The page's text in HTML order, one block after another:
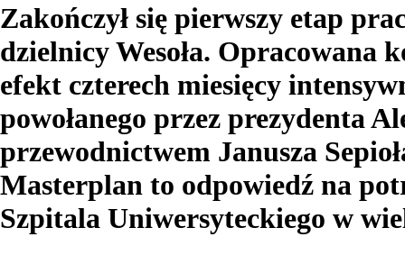
Zakończył się pierwszy etap
dzielnicy Wesoła. Opracowana
efekt czterech miesięcy
powołanego przez prezydenta
przewodnictwem Janusza
Masterplan to odpowiedź na
Szpitala Uniwersyteckiego w